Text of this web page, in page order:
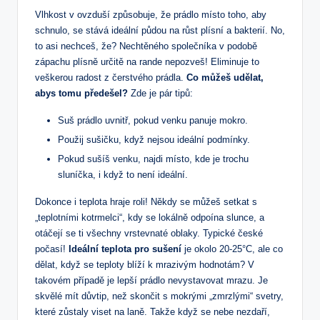
Vlhkost v ovzduší způsobuje, že prádlo místo toho, aby
schnulo, se stává ideální půdou na růst plísní a bakterií. No,
to asi nechceš, že? Nechtěného společníka v podobě
zápachu plísně určitě na rande nepozveš! Eliminuje to
veškerou radost z čerstvého prádla. Co můžeš udělat,
abys tomu předešel? Zde je pár tipů:
Suš prádlo uvnitř, pokud venku panuje mokro.
Použij sušičku, když nejsou ideální podmínky.
Pokud sušíš venku, najdi místo, kde je trochu
sluníčka, i když to není ideální.
Dokonce i teplota hraje roli! Někdy se můžeš setkat s
„teplotními kotrmelci“, kdy se lokálně odpoína slunce, a
otáčejí se ti všechny vrstevnaté oblaky. Typické české
počasí! Ideální teplota pro sušení je okolo 20-25°C, ale co
dělat, když se teploty blíží k mrazivým hodnotám? V
takovém případě je lepší prádlo nevystavovat mrazu. Je
skvělé mít důvtip, než skončit s mokrými „zmrzlými“ svetry,
které zůstaly viset na laně. Takže když se nebe nezdaří,